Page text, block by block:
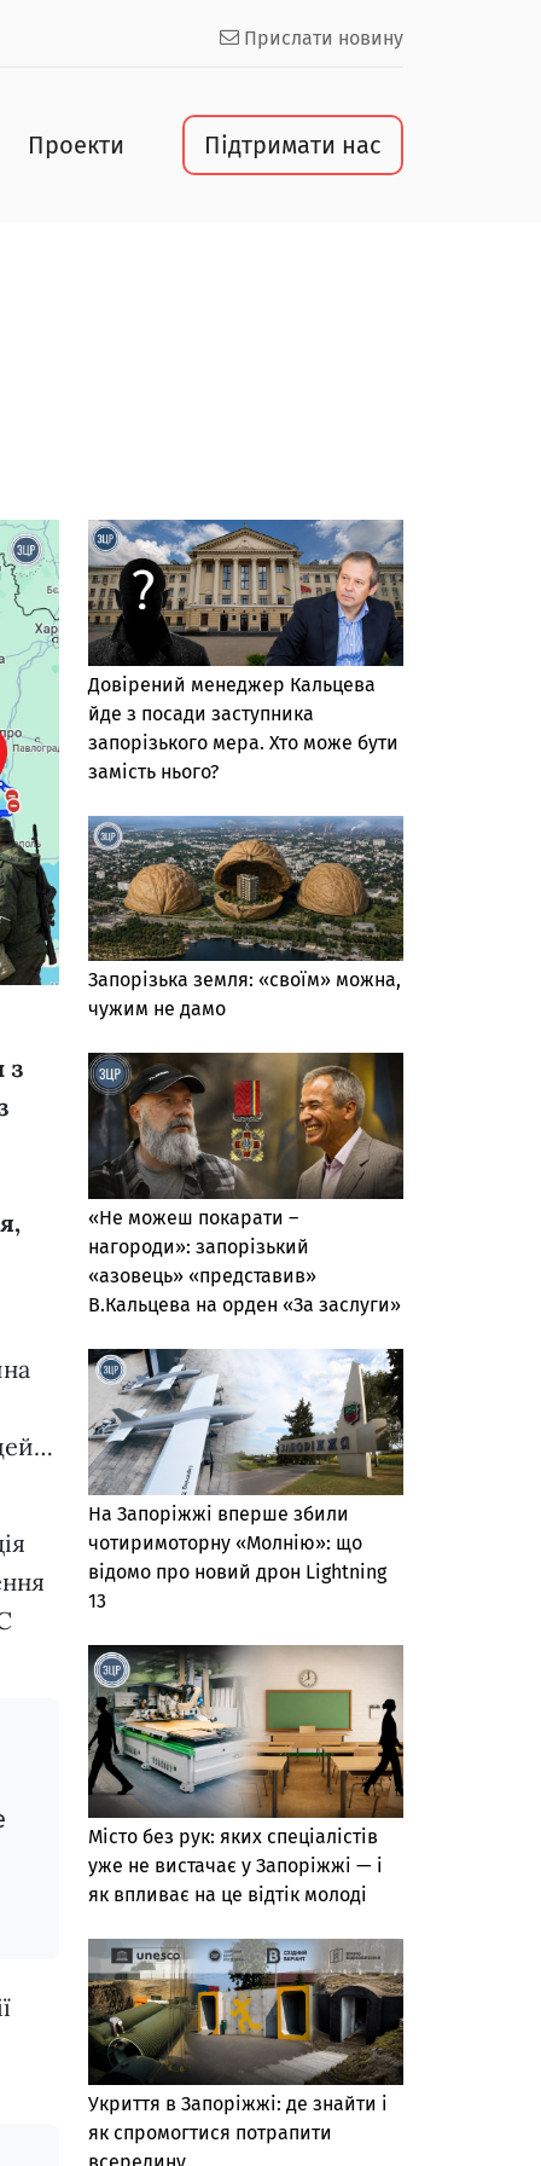
Прислати новину
Проекти Підтримати нас
з
Довірений менеджер Кальцева
йде з посади заступника
запорізького мера. Хто може бути
замість нього?
Запорізька земля: «своїм» можна,
чужим не дамо
«Не можеш покарати –
нагороди»: запорізький
«азовець» «представив»
В.Кальцева на орден «За заслуги»
На Запоріжжі вперше збили
чотиримоторну «Молнію»: що
відомо про новий дрон Lightning
13
Місто без рук: яких спеціалістів
уже не вистачає у Запоріжжі — і
як впливає на це відтік молоді
Укриття в Запоріжжі: де знайти і
як спромогтися потрапити